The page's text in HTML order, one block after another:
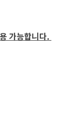
가능합니다.